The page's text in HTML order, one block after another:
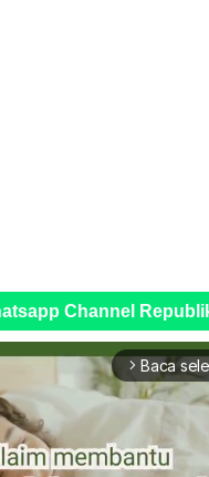
Channel
arrow_forward_ios Baca